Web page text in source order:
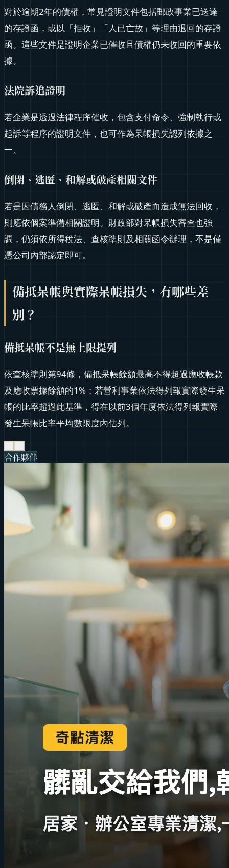
對於逾期2年的債權，常見證明文件包括郵政事業已送達
的存證函，或以「拒收」「人已亡故」等理由退回的存證
函。這些文件是證明企業已催收且債權仍未收回的重要依
據。
法院訴追證明
若企業是透過法律程序催收，包含支付命令、強制執行或
起訴等程序的證明文件，也可作為呆帳損失認列依據之
一。
倒閉、逃匿、和解或破產相關文件
若是因債務人倒閉、逃匿、和解或破產而造成無法回收，
則應依個案準備相關證明。財政部對呆帳損失審查也強
調，仍須依所得稅法、查核準則及相關函令辦理，不是僅
憑公司內部認定即可。
備抵呆帳與實際呆帳損失，有哪些差
別？
備抵呆帳不是無上限提列
依查核準則第94條，備抵呆帳餘額最高不得超過應收帳款
及應收票據餘額的1%；若營利事業依法得列報實際發生呆
帳的比率超過此基準，得在以前3個年度依法得列報實際
發生呆帳比率平均數限度內估列。
合作夥伴